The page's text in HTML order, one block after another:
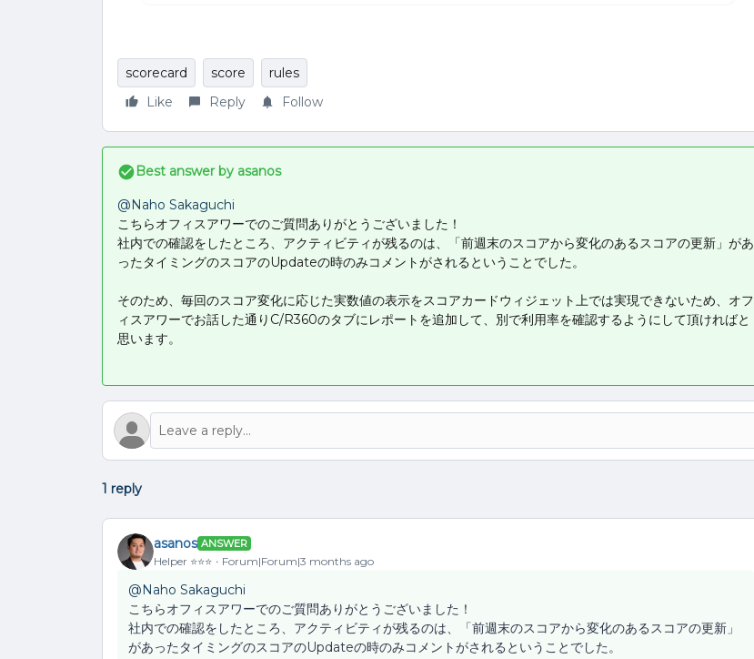
scorecard score
rules
Like
Reply Follow
Best answer by asanos
@Naho Sakaguchi
こちらオフィスアワーでのご質問ありがとうございました！
社内での確認をしたところ、アクティビティが残るのは、「前週末のスコアから変化のあるスコアの更新」があ
ったタイミングのスコアのUpdateの時のみコメントがされるということでした。
そのため、毎回のスコア変化に応じた実数値の表示をスコアカードウィジェット上では実現できないため、オフ
ィスアワーでお話した通りC/R360のタブにレポートを追加して、別で利用率を確認するようにして頂ければと
思います。
1 reply
asanos ANSWER
Helper ⭐️⭐️⭐️ Forum|Forum|3 months ago
@Naho Sakaguchi
こちらオフィスアワーでのご質問ありがとうございました！
社内での確認をしたところ、アクティビティが残るのは、「前週末のスコアから変化のあるスコアの更新」
があったタイミングのスコアのUpdateの時のみコメントがされるということでした。